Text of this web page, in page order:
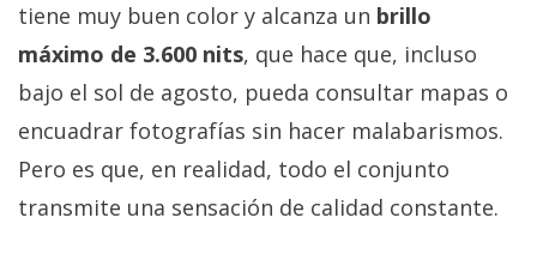
tiene muy buen color y alcanza un brillo
máximo de 3.600 nits, que hace que, incluso
bajo el sol de agosto, pueda consultar mapas o
encuadrar fotografías sin hacer malabarismos.
Pero es que, en realidad, todo el conjunto
transmite una sensación de calidad constante.